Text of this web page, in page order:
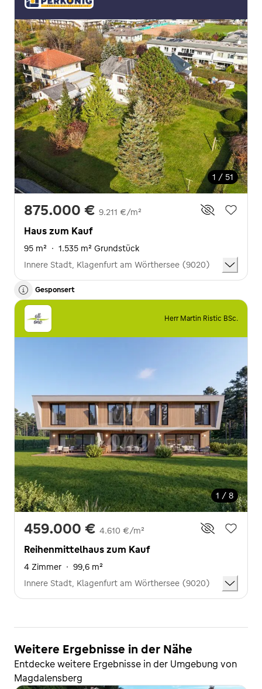
1 / 51
875.000 € 9.211 €/m²
Haus zum Kauf
95 m² · 1.535 m² Grundstück
Innere Stadt, Klagenfurt am Wörthersee (9020)
Gesponsert
Herr Martin Ristic BSc.
1 / 8
459.000 € 4.610 €/m²
Reihenmittelhaus zum Kauf
4 Zimmer · 99,6 m²
Innere Stadt, Klagenfurt am Wörthersee (9020)
Weitere Ergebnisse in der Nähe
Entdecke weitere Ergebnisse in der Umgebung von
Magdalensberg